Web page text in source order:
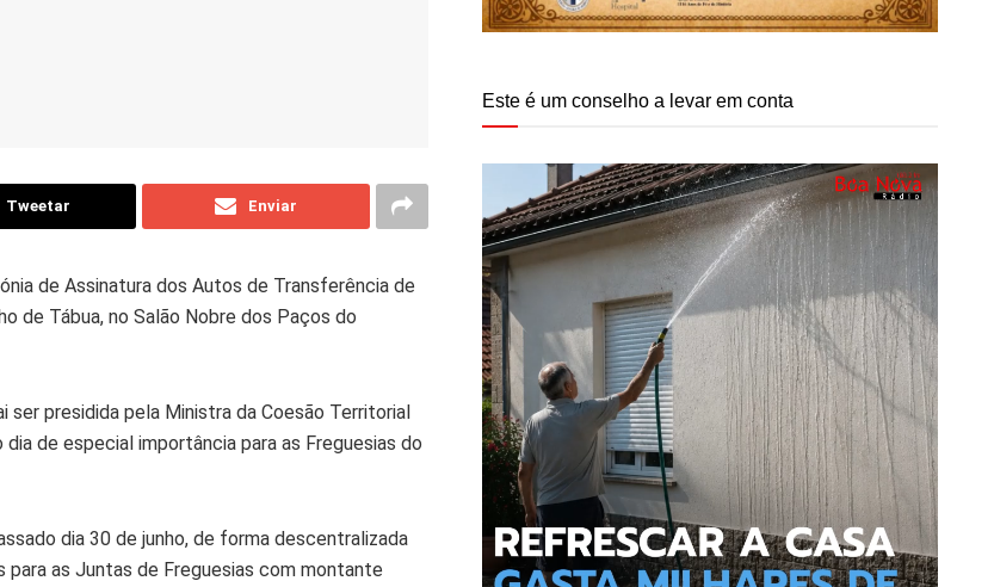
Tweetar Enviar
de Assinatura dos Autos de Transferência de
de Tábua, no Salão Nobre dos Paços do
ser presidida pela Ministra da Coesão Territorial
de especial importância para as Freguesias do
dia 30 de junho, de forma descentralizada
as Juntas de Freguesias com montante
Este é um conselho a levar em conta